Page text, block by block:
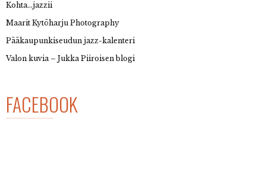
Kohta…jazzii
Maarit Kytöharju Photography
Pääkaupunkiseudun jazz-kalenteri
Valon kuvia – Jukka Piiroisen blogi
FACEBOOK